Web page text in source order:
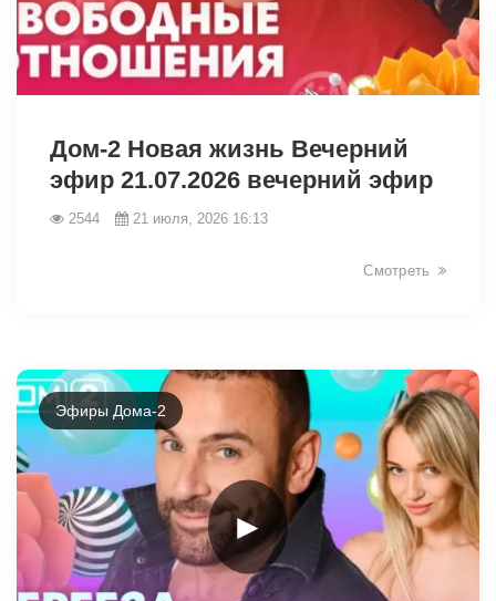
Дом-2 Новая жизнь Вечерний
эфир 21.07.2026 вечерний эфир
2544 21 июля, 2026 16:13
Смотреть
►
Эфиры Дома-2